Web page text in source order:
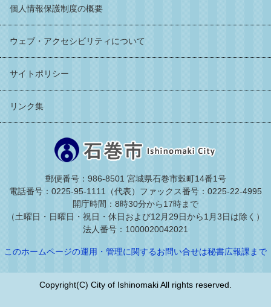
個人情報保護制度の概要
ウェブ・アクセシビリティについて
サイトポリシー
リンク集
郵便番号：986-8501 宮城県石巻市穀町14番1号
電話番号：0225-95-1111（代表） ファックス番号：0225-22-4995
開庁時間：8時30分から17時まで
（土曜日・日曜日・祝日・休日および12月29日から1月3日は除く）
法人番号：1000020042021
このホームページの運用・管理に関するお問い合せは秘書広報課まで
Copyright(C) City of Ishinomaki All rights reserved.